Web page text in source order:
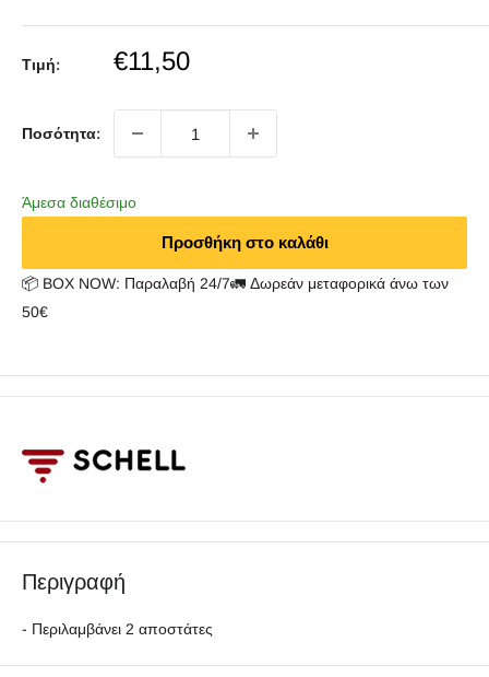
Τιμή:
Sale
€11,50
Ποσότητα:
Άμεσα διαθέσιμο
Προσθήκη στο καλάθι
📦 BOX NOW: Παραλαβή 24/7🚛 Δωρεάν μεταφορικά άνω των
50€
Περιγραφή
- Περιλαμβάνει 2 αποστάτες